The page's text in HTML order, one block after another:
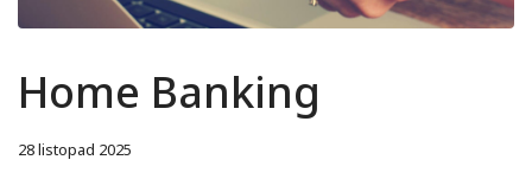
Home Banking
28 listopad 2025